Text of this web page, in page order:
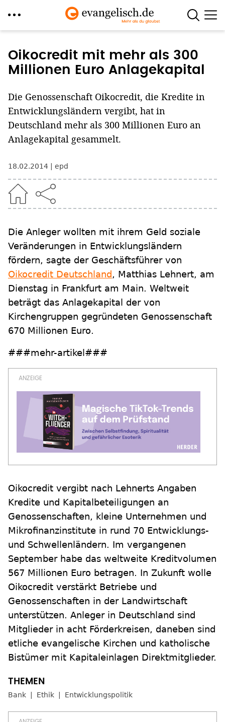
zum
Inhalt
Oikocredit mit mehr als 300
Millionen Euro Anlagekapital
Die Genossenschaft Oikocredit, die Kredite in
Entwicklungsländern vergibt, hat in
Deutschland mehr als 300 Millionen Euro an
Anlagekapital gesammelt.
18.02.2014 epd
Die Anleger wollten mit ihrem Geld soziale
Veränderungen in Entwicklungsländern
fördern, sagte der Geschäftsführer von
Oikocredit Deutschland, Matthias Lehnert, am
Dienstag in Frankfurt am Main. Weltweit
beträgt das Anlagekapital der von
Kirchengruppen gegründeten Genossenschaft
670 Millionen Euro.
###mehr-artikel###
Oikocredit vergibt nach Lehnerts Angaben
Kredite und Kapitalbeteiligungen an
Genossenschaften, kleine Unternehmen und
Mikrofinanzinstitute in rund 70 Entwicklungs-
und Schwellenländern. Im vergangenen
September habe das weltweite Kreditvolumen
567 Millionen Euro betragen. In Zukunft wolle
Oikocredit verstärkt Betriebe und
Genossenschaften in der Landwirtschaft
unterstützen. Anleger in Deutschland sind
Mitglieder in acht Förderkreisen, daneben sind
etliche evangelische Kirchen und katholische
Bistümer mit Kapitaleinlagen Direktmitglieder.
Bank Ethik Entwicklungspolitik